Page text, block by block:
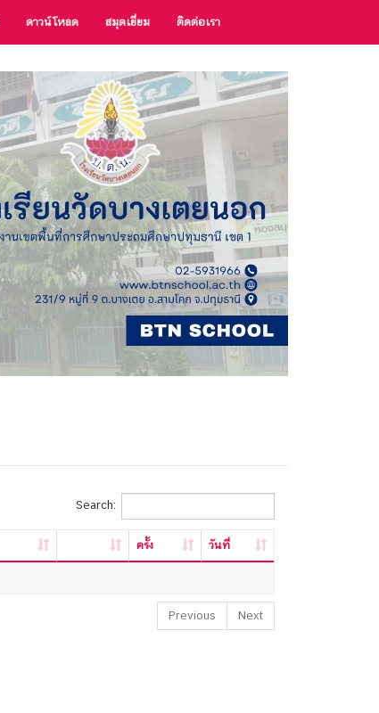
ดาวน์โหลด สมุดเยี่ยม ติดต่อเรา
Search:
ครั้ง วันที่
Previous Next